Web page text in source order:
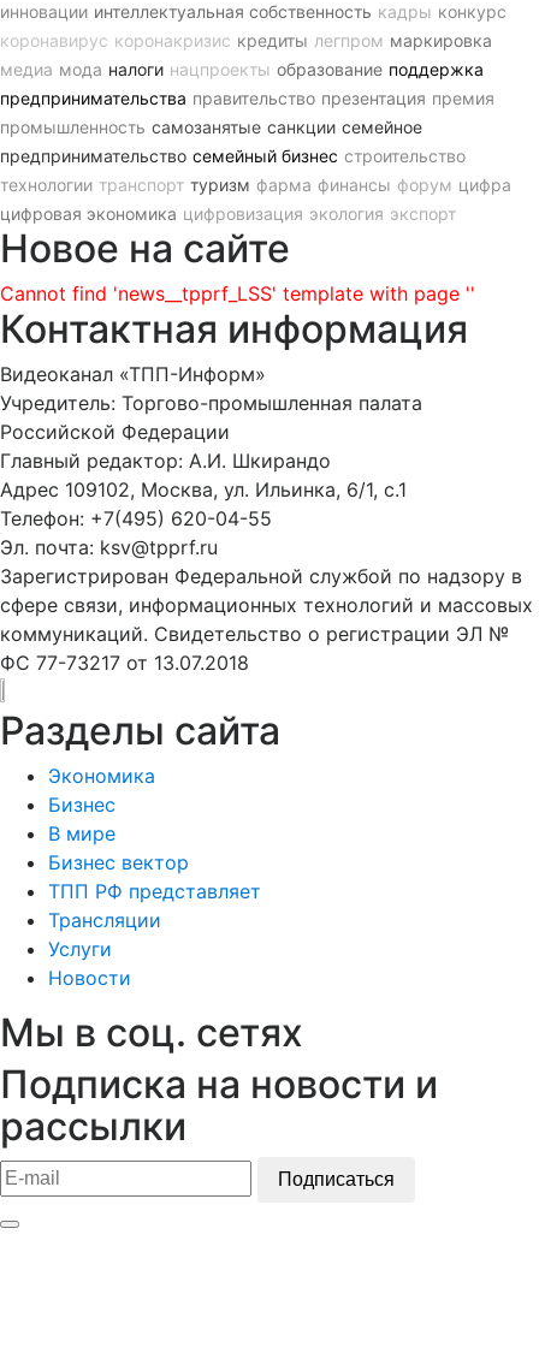
инновации интеллектуальная собственность кадры конкурс
коронавирус коронакризис кредиты легпром маркировка
медиа мода налоги нацпроекты образование поддержка
предпринимательства правительство презентация премия
промышленность самозанятые санкции семейное
предпринимательство семейный бизнес строительство
технологии транспорт туризм фарма финансы форум цифра
цифровая экономика цифровизация экология экспорт
Новое на сайте
Cannot find 'news__tpprf_LSS' template with page ''
Контактная информация
Видеоканал «ТПП-Информ»
Учредитель: Торгово-промышленная палата
Российской Федерации
Главный редактор: А.И. Шкирандо
Адрес 109102, Москва, ул. Ильинка, 6/1, c.1
Телефон: +7(495) 620-04-55
Эл. почта: ksv@tpprf.ru
Зарегистрирован Федеральной службой по надзору в
сфере связи, информационных технологий и массовых
коммуникаций. Свидетельство о регистрации ЭЛ №
ФС 77-73217 от 13.07.2018
Разделы сайта
Экономика
Бизнес
В мире
Бизнес вектор
ТПП РФ представляет
Трансляции
Услуги
Новости
Мы в соц. сетях
Подписка на новости и
рассылки
Подписаться